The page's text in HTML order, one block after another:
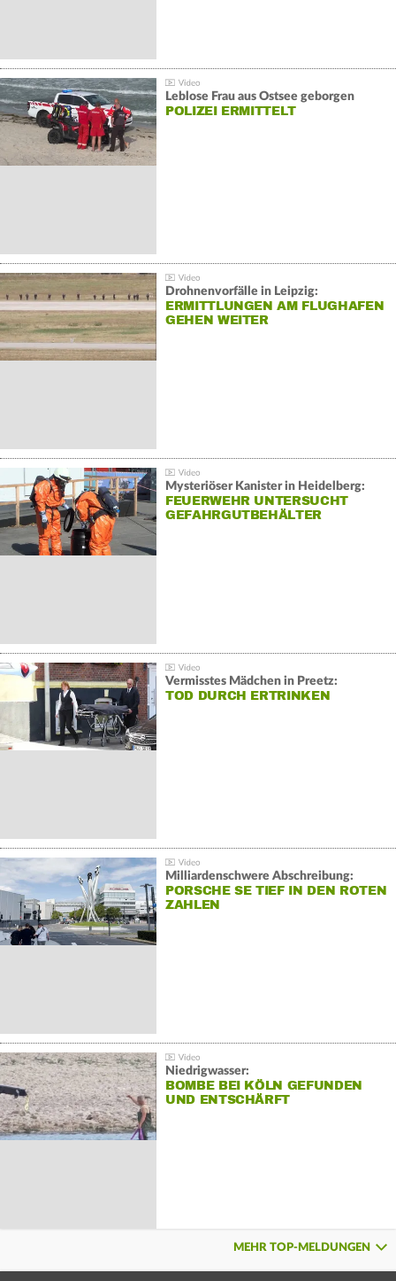
Leblose Frau aus Ostsee geborgen
POLIZEI ERMITTELT
Drohnenvorfälle in Leipzig:
ERMITTLUNGEN AM FLUGHAFEN
GEHEN WEITER
Mysteriöser Kanister in Heidelberg:
FEUERWEHR UNTERSUCHT
GEFAHRGUTBEHÄLTER
Vermisstes Mädchen in Preetz:
TOD DURCH ERTRINKEN
Milliardenschwere Abschreibung:
PORSCHE SE TIEF IN DEN ROTEN
ZAHLEN
Niedrigwasser:
BOMBE BEI KÖLN GEFUNDEN
UND ENTSCHÄRFT
MEHR TOP-MELDUNGEN